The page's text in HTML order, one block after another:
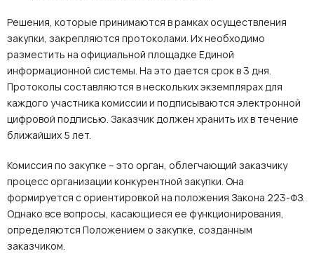
Решения, которые принимаются в рамках осуществления
закупки, закрепляются протоколами. Их необходимо
разместить на официальной площадке Единой
информационной системы. На это дается срок в 3 дня.
Протоколы составляются в нескольких экземплярах для
каждого участника комиссии и подписываются электронной
цифровой подписью. Заказчик должен хранить их в течение
ближайших 5 лет.
Комиссия по закупке – это орган, облегчающий заказчику
процесс организации конкурентной закупки. Она
формируется с ориентировкой на положения Закона 223-ФЗ.
Однако все вопросы, касающиеся ее функционирования,
определяются Положением о закупке, созданным
заказчиком.